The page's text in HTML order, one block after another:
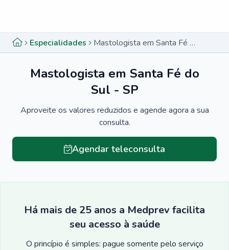
Especialidades Mastologista em Santa Fé do Sul - SP
Mastologista em Santa Fé do
Sul - SP
Aproveite os valores reduzidos e agende agora a sua
consulta.
Agendar teleconsulta
Há mais de 25 anos a Medprev facilita
seu acesso à saúde
O princípio é simples: pague somente pelo serviço